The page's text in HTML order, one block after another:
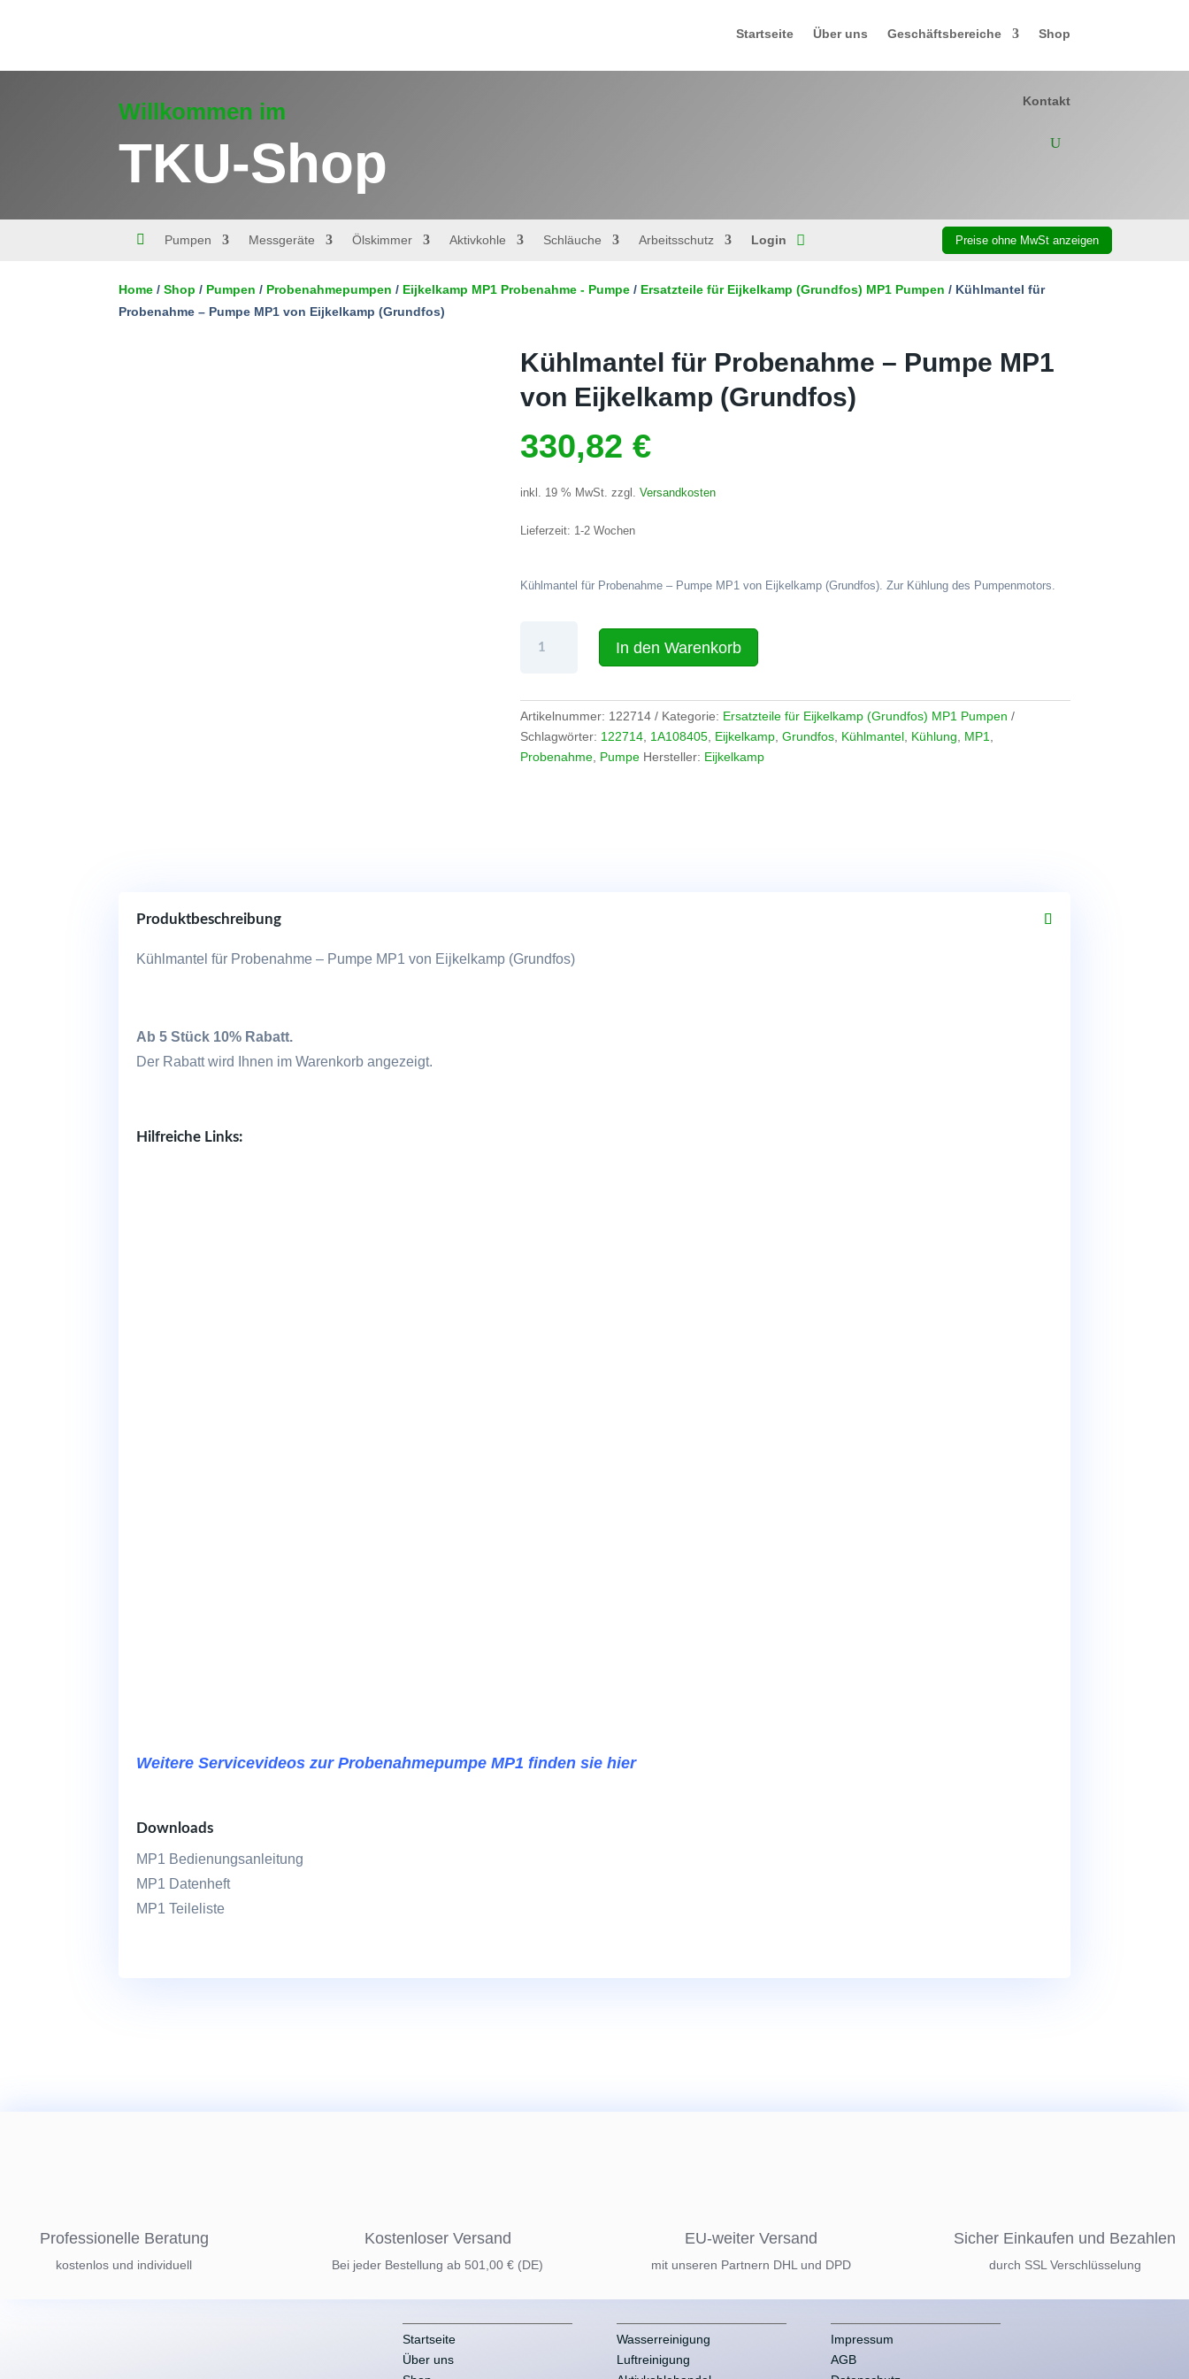
Startseite Über uns Geschäftsbereiche Shop
Kontakt
Willkommen im
TKU-Shop
 Pumpen Messgeräte Ölskimmer Aktivkohle Schläuche Arbeitsschutz Login
Home /Shop / Pumpen / Probenahmepumpen / Eijkelkamp MP1 Probenahme - Pumpe / Ersatzteile für Eijkelkamp (Grundfos) MP1 Pumpen / Kühlmantel für
Probenahme – Pumpe MP1 von Eijkelkamp (Grundfos)
Kühlmantel für Probenahme – Pumpe MP1
von Eijkelkamp (Grundfos)
330,82€
inkl. 19 % MwSt. zzgl.Versandkosten
Lieferzeit: 1-2 Wochen
Kühlmantel für Probenahme – Pumpe MP1 von Eijkelkamp (Grundfos). Zur Kühlung des Pumpenmotors.
Pumpe
MP1
von
In den Warenkorb
Artikelnummer: 122714 Kategorie: Ersatzteile für Eijkelkamp (Grundfos) MP1 Pumpen
Schlagwörter: 122714 1A108405 Eijkelkamp ,Grundfos Kühlmantel Kühlung MP1
Probenahme Pumpe Hersteller: Eijkelkamp
Produktbeschreibung
Kühlmantel für Probenahme – Pumpe MP1 von Eijkelkamp (Grundfos)
Ab 5 Stück 10% Rabatt.
Der Rabatt wird Ihnen im Warenkorb angezeigt.
Hilfreiche Links:
Weitere Servicevideos zur Probenahmepumpe MP1 finden sie hier
Downloads
MP1 Bedienungsanleitung
MP1 Datenheft
MP1 Teileliste
Professionelle Beratung
kostenlos und individuell
Kostenloser Versand
Bei jeder Bestellung ab 501,00 € (DE)
EU-weiter Versand
mit unseren Partnern DHL und DPD
Sicher Einkaufen und Bezahlen
durch SSL Verschlüsselung
Startseite
Über uns
Wasserreinigung
Luftreinigung
Impressum
AGB